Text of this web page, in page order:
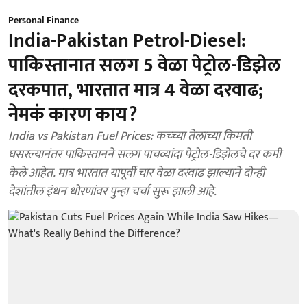
Personal Finance
India-Pakistan Petrol-Diesel:
पाकिस्तानात सलग 5 वेळा पेट्रोल-डिझेल
दरकपात, भारतात मात्र 4 वेळा दरवाढ;
नेमकं कारण काय?
India vs Pakistan Fuel Prices: कच्च्या तेलाच्या किमती
घसरल्यानंतर पाकिस्तानने सलग पाचव्यांदा पेट्रोल-डिझेलचे दर कमी
केले आहेत. मात्र भारतात यापूर्वी चार वेळा दरवाढ झाल्याने दोन्ही
देशांतील इंधन धोरणांवर पुन्हा चर्चा सुरू झाली आहे.